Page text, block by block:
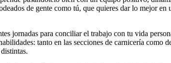
de gente como tú, que quieres dar lo mejor en
jornadas para conciliar el trabajo con tu vida
tanto en las secciones de carnicería como